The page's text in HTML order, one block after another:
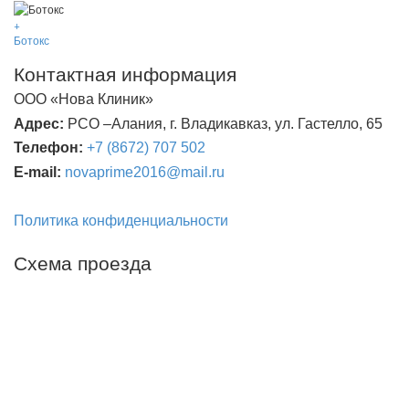
+
Ботокс
Контактная информация
ООО «Нова Клиник»
Адрес: РСО –Алания, г. Владикавказ, ул. Гастелло, 65
Телефон: +7 (8672) 707 502
E-mail : novaprime2016@mail .ru
Политика конфиденциальности
Схема проезда